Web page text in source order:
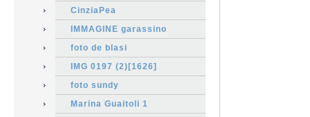
CinziaPea
IMMAGINE garassino
foto de blasi
IMG 0197 (2)[1626]
foto sundy
Marina Guaitoli 1